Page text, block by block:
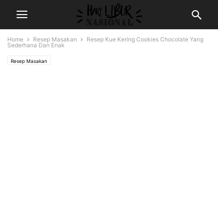
Home Resep Masakan
Resep Kue Kering Cookies Chocolate Yang
Sederhana Dan Enak
Resep Masakan